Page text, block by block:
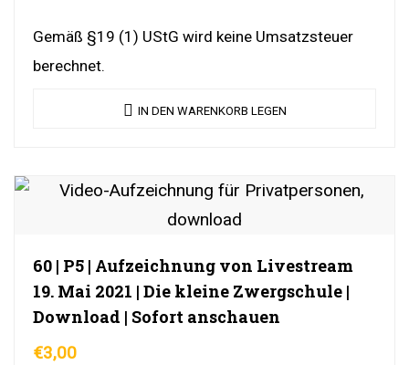
Gemäß §19 (1) UStG wird keine Umsatzsteuer
berechnet.
IN DEN WARENKORB LEGEN
60 | P5 | Aufzeichnung von Livestream
19. Mai 2021 | Die kleine Zwergschule |
Download | Sofort anschauen
€3,00